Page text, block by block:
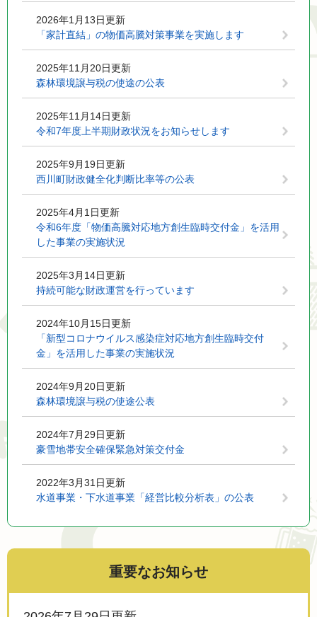
2026年1月13日更新
「家計直結」の物価高騰対策事業を実施します
2025年11月20日更新
森林環境譲与税の使途の公表
2025年11月14日更新
令和7年度上半期財政状況をお知らせします
2025年9月19日更新
西川町財政健全化判断比率等の公表
2025年4月1日更新
令和6年度「物価高騰対応地方創生臨時交付金」を活用
した事業の実施状況
2025年3月14日更新
持続可能な財政運営を行っています
2024年10月15日更新
「新型コロナウイルス感染症対応地方創生臨時交付
金」を活用した事業の実施状況
2024年9月20日更新
森林環境譲与税の使途公表
2024年7月29日更新
豪雪地帯安全確保緊急対策交付金
2022年3月31日更新
水道事業・下水道事業「経営比較分析表」の公表
重要なお知らせ